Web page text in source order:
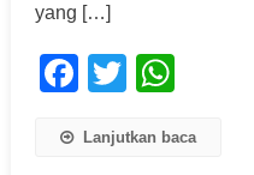
yang […]
Facebook
Twitter
Lanjutkan baca